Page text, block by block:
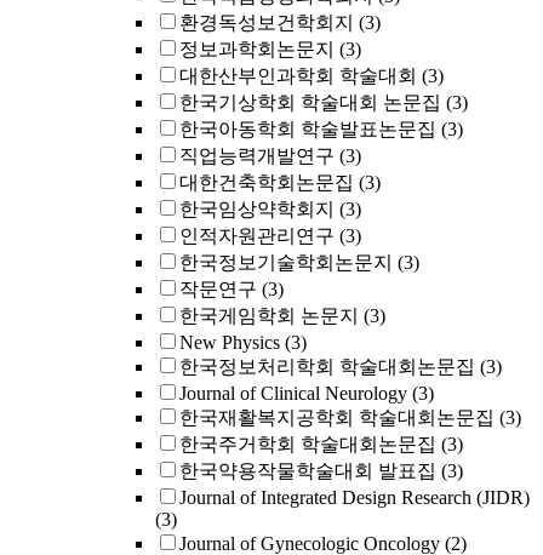
환경독성보건학회지 (3)
정보과학회논문지 (3)
대한산부인과학회 학술대회 (3)
한국기상학회 학술대회 논문집 (3)
한국아동학회 학술발표논문집 (3)
직업능력개발연구 (3)
대한건축학회논문집 (3)
한국임상약학회지 (3)
인적자원관리연구 (3)
한국정보기술학회논문지 (3)
작문연구 (3)
한국게임학회 논문지 (3)
New Physics (3)
한국정보처리학회 학술대회논문집 (3)
Journal of Clinical Neurology (3)
한국재활복지공학회 학술대회논문집 (3)
한국주거학회 학술대회논문집 (3)
한국약용작물학술대회 발표집 (3)
Journal of Integrated Design Research (JIDR)
(3)
Journal of Gynecologic Oncology (2)